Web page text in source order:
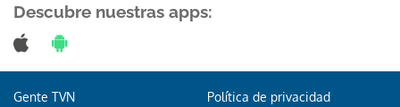
Descubre nuestras apps:
Gente TVN Política de privacidad